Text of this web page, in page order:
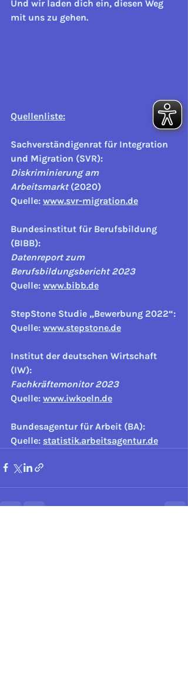
Und wir laden dich ein, diesen Weg
mit uns zu gehen.
Quellenliste:
Sachverständigenrat für Integration
und Migration (SVR):
Diskriminierung am
Arbeitsmarkt (2020)
Quelle: www.svr-migration.de
Bundesinstitut für Berufsbildung
(BIBB):
Datenreport zum
Berufsbildungsbericht 2023
Quelle: www.bibb.de
StepStone Studie „Bewerbung 2022“:
Quelle: www.stepstone.de
Institut der deutschen Wirtschaft
(IW):
Fachkräftemonitor 2023
Quelle: www.iwkoeln.de
Bundesagentur für Arbeit (BA):
Quelle: statistik.arbeitsagentur.de